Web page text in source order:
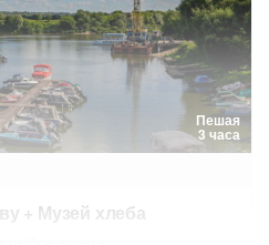
Пешая
3 часа
+ Музей хлеба